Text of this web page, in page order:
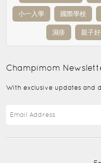
小一入學 國際學校
濕疹 親子
Champimom
With exclusive updates and